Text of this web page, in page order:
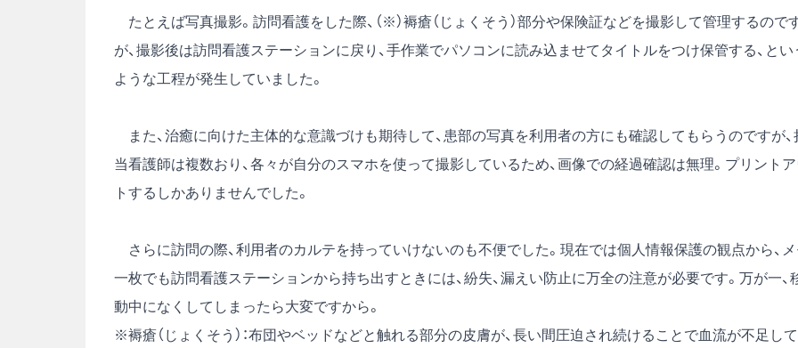
たとえば写真撮影。訪問看護をした際、（※）褥瘡（じょくそう）部分や保険証などを撮影して管理するので
が、撮影後は訪問看護ステーションに戻り、手作業でパソコンに読み込ませてタイトルをつけ保管する、とい
ような工程が発生していました。
また、治癒に向けた主体的な意識づけも期待して、患部の写真を利用者の方にも確認してもらうのですが、
当看護師は複数おり、各々が自分のスマホを使って撮影しているため、画像での経過確認は無理。プリント
トするしかありませんでした。
さらに訪問の際、利用者のカルテを持っていけないのも不便でした。現在では個人情報保護の観点から、
一枚でも訪問看護ステーションから持ち出すときには、紛失、漏えい防止に万全の注意が必要です。万が一、
動中になくしてしまったら大変ですから。
※褥瘡（じょくそう）：布団やベッドなどと触れる部分の皮膚が、長い間圧迫され続けることで血流が不足して